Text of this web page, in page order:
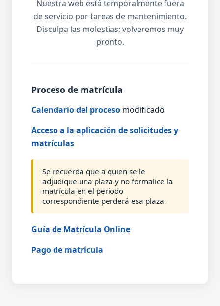
Nuestra web está temporalmente fuera
de servicio por tareas de mantenimiento.
Disculpa las molestias; volveremos muy
pronto.
Proceso de matrícula
Calendario del proceso modificado
Acceso a la aplicación de solicitudes y
matrículas
Se recuerda que a quien se le
adjudique una plaza y no formalice la
matrícula en el periodo
correspondiente perderá esa plaza.
Guía de Matrícula Online
Pago de matrícula